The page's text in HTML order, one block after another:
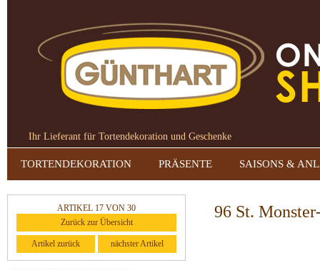
Ihr Lieferant für Tortendekoration und Geschenke
TORTENDEKORATION PRÄSENTE SAISONS &
ARTIKEL 17 VON 30
Zurück zur Übersicht
Artikel zurück nächster Artikel
96 St.